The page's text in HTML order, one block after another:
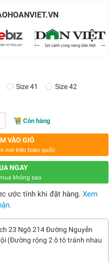
Size 41
Size 42
Còn hàng
VÀO GIỎ
nơi trên toàn quốc
NGAY
không sao
ước tính khi đặt hàng. Xem
23 Ngõ 214 Đường Nguyễn
(Đường rộng 2 ô tô tránh nhau